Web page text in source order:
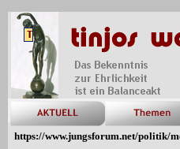
https://www.jungsforum.net/politik/